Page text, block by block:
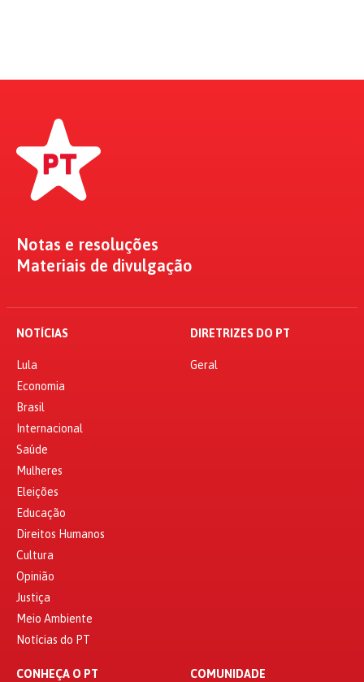
Notas e resoluções
Materiais de divulgação
NOTÍCIAS
Lula
Economia
Brasil
Internacional
Saúde
Mulheres
Eleições
Educação
Direitos Humanos
Cultura
Opinião
Justiça
Meio Ambiente
Notícias do PT
DIRETRIZES DO PT
Geral
CONHEÇA O PT COMUNIDADE